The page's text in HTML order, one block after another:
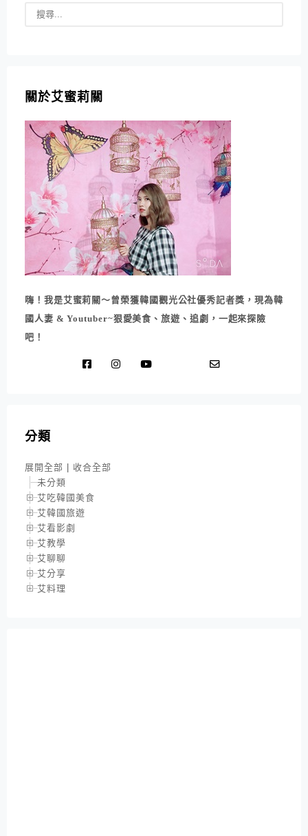
關於艾蜜莉關
嗨！我是艾蜜莉關～曾榮獲韓國觀光公社優秀記者獎，現為韓
國人妻 & Youtuber~狠愛美食、旅遊、追劇，一起來探險
吧！
分類
展開全部 | 收合全部
未分類
艾吃韓國美食
艾韓國旅遊
艾看影劇
艾教學
艾聊聊
艾分享
艾料理